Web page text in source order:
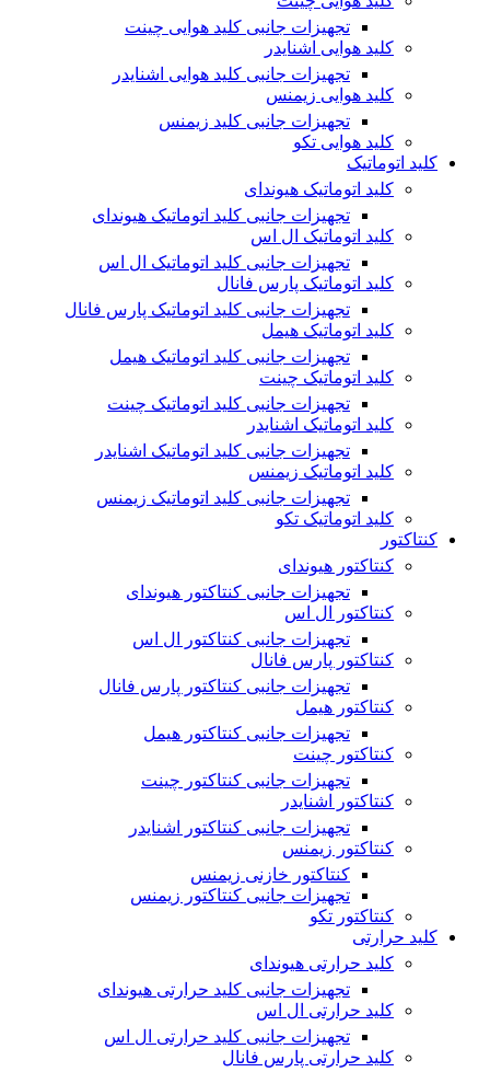
تجهیزات جانبی کلید هوایی چینت
کلید هوایی اشنایدر
تجهیزات جانبی کلید هوایی اشنایدر
کلید هوایی زیمنس
تجهیزات جانبی کلید زیمنس
کلید هوایی تکو
کلید اتوماتیک
کلید اتوماتیک هیوندای
تجهیزات جانبی کلید اتوماتیک هیوندای
کلید اتوماتیک ال اس
تجهیزات جانبی کلید اتوماتیک ال اس
کلید اتوماتیک پارس فانال
تجهیزات جانبی کلید اتوماتیک پارس فانال
کلید اتوماتیک هیمل
تجهیزات جانبی کلید اتوماتیک هیمل
کلید اتوماتیک چینت
تجهیزات جانبی کلید اتوماتیک چینت
کلید اتوماتیک اشنایدر
تجهیزات جانبی کلید اتوماتیک اشنایدر
کلید اتوماتیک زیمنس
تجهیزات جانبی کلید اتوماتیک زیمنس
کلید اتوماتیک تکو
کنتاکتور
کنتاکتور هیوندای
تجهیزات جانبی کنتاکتور هیوندای
کنتاکتور ال اس
تجهیزات جانبی کنتاکتور ال اس
کنتاکتور پارس فانال
تجهیزات جانبی کنتاکتور پارس فانال
کنتاکتور هیمل
تجهیزات جانبی کنتاکتور هیمل
کنتاکتور چینت
تجهیزات جانبی کنتاکتور چینت
کنتاکتور اشنایدر
تجهیزات جانبی کنتاکتور اشنایدر
کنتاکتور زیمنس
کنتاکتور خازنی زیمنس
تجهیزات جانبی کنتاکتور زیمنس
کنتاکتور تکو
کلید حرارتی
کلید حرارتی هیوندای
تجهیزات جانبی کلید حرارتی هیوندای
کلید حرارتی ال اس
تجهیزات جانبی کلید حرارتی ال اس
کلید حرارتی پارس فانال